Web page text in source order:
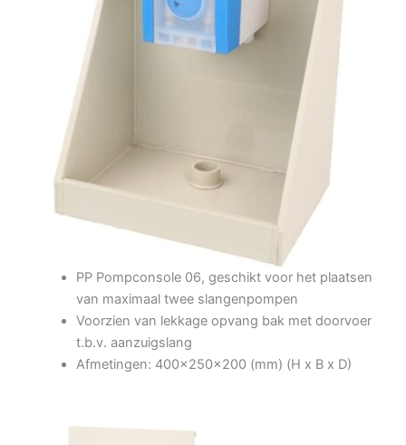
PP Pompconsole 06, geschikt voor het plaatsen
van maximaal twee slangenpompen
Voorzien van lekkage opvang bak met doorvoer
t.b.v. aanzuigslang
Afmetingen: 400x250x200 (mm) (H x B x D)